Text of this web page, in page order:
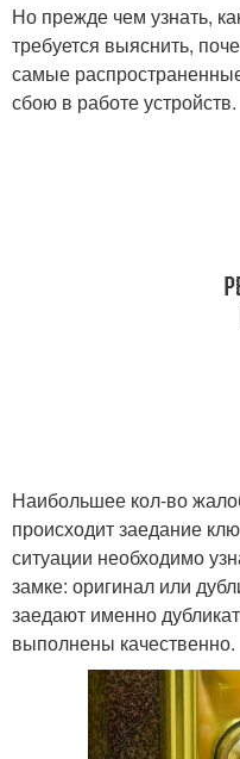
Но прежде чем узнать,
требуется выяснить,
самые
сбою в работе устройств.
Наибольшее кол-во
происходит заедание
ситуации необходимо
замке: оригинал или
заедают именно
выполнены качественно.